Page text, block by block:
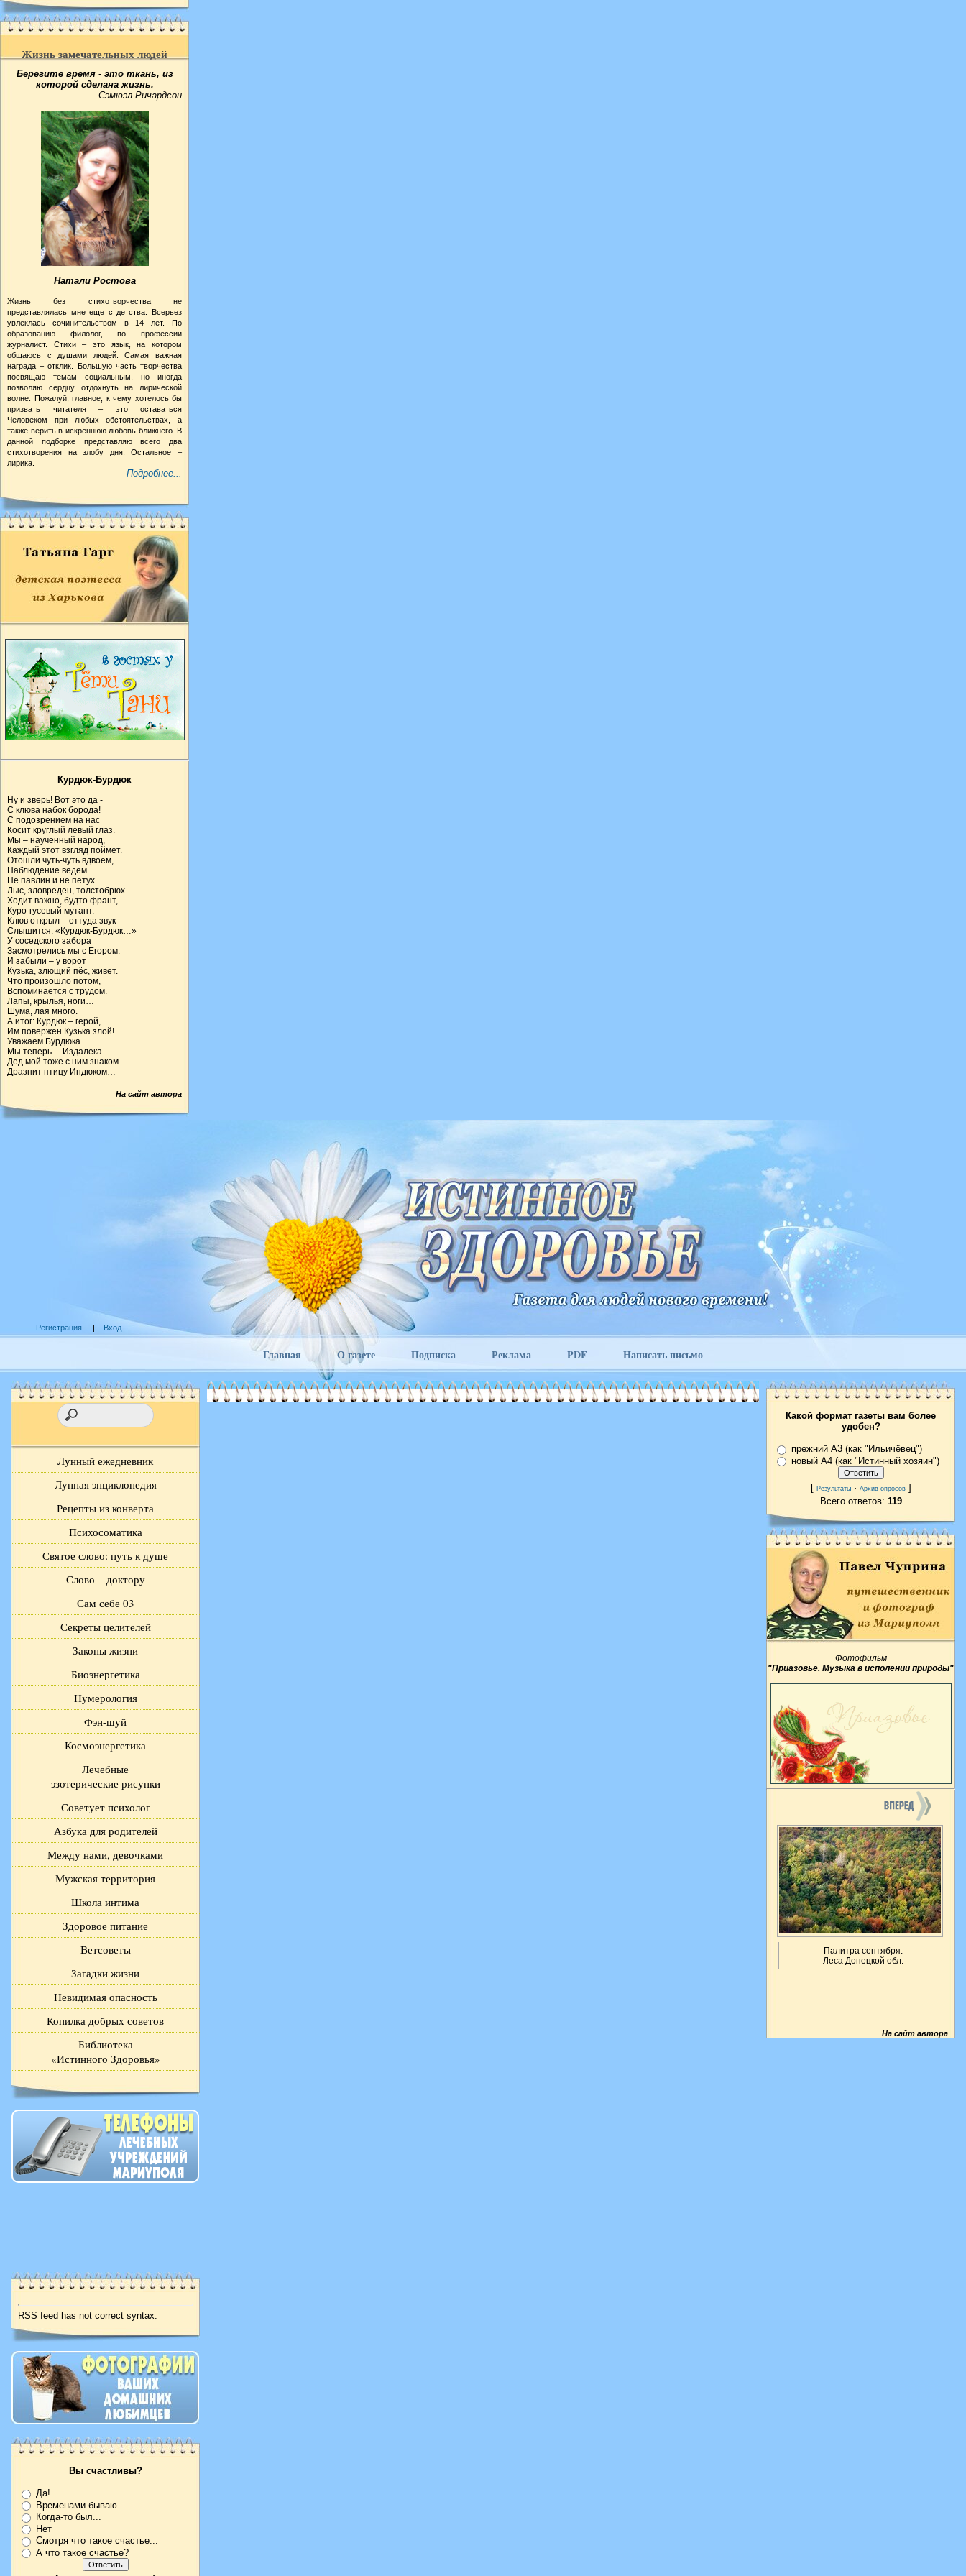
Жизнь замечательных людей
Берегите время - это ткань, из
которой сделана жизнь.
Сэмюэл Ричардсон
Натали Ростова
Жизнь без стихотворчества не
представлялась мне еще с детства. Всерьез
увлеклась сочинительством в 14 лет. По
образованию филолог, по профессии
журналист. Стихи – это язык, на котором
общаюсь с душами людей. Самая важная
награда – отклик. Большую часть творчества
посвящаю темам социальным, но иногда
позволяю сердцу отдохнуть на лирической
волне. Пожалуй, главное, к чему хотелось бы
призвать читателя – это оставаться
Человеком при любых обстоятельствах, а
также верить в искреннюю любовь ближнего. В
данной подборке представляю всего два
стихотворения на злобу дня. Остальное –
лирика.
Подробнее...
Курдюк-Бурдюк
Ну и зверь! Вот это да -
С клюва набок борода!
С подозрением на нас
Косит круглый левый глаз.
Мы – наученный народ,
Каждый этот взгляд поймет.
Отошли чуть-чуть вдвоем,
Наблюдение ведем.
Не павлин и не петух…
Лыс, зловреден, толстобрюх.
Ходит важно, будто франт,
Куро-гусевый мутант.
Клюв открыл – оттуда звук
Слышится: «Курдюк-Бурдюк…»
У соседского забора
Засмотрелись мы с Егором.
И забыли – у ворот
Кузька, злющий пёс, живет.
Что произошло потом,
Вспоминается с трудом.
Лапы, крылья, ноги…
Шума, лая много.
А итог: Курдюк – герой,
Им повержен Кузька злой!
Уважаем Бурдюка
Мы теперь… Издалека…
Дед мой тоже с ним знаком –
Дразнит птицу Индюком…
На сайт автора
Регистрация Вход
Главная О газете Подписка Реклама PDF Написать письмо
Лунный ежедневник
Лунная энциклопедия
Рецепты из конверта
Психосоматика
Святое слово: путь к душе
Слово – доктору
Сам себе 03
Секреты целителей
Законы жизни
Биоэнергетика
Нумерология
Фэн-шуй
Космоэнергетика
Лечебные
эзотерические рисунки
Советует психолог
Азбука для родителей
Между нами, девочками
Мужская территория
Школа интима
Здоровое питание
Ветсоветы
Загадки жизни
Невидимая опасность
Копилка добрых советов
Библиотека
«Истинного Здоровья»
RSS feed has not correct syntax.
Вы счастливы?
Да!
Временами бываю
Когда-то был...
Нет
Смотря что такое счастье...
А что такое счастье?
Какой формат газеты вам более
удобен?
прежний А3 (как "Ильичёвец")
новый А4 (как "Истинный хозяин")
[ Результаты· Архив опросов]
Всего ответов: 119
Фотофильм
"Приазовье. Музыка в исполении природы"
Палитра сентября.
Леса Донецкой обл.
На сайт автора